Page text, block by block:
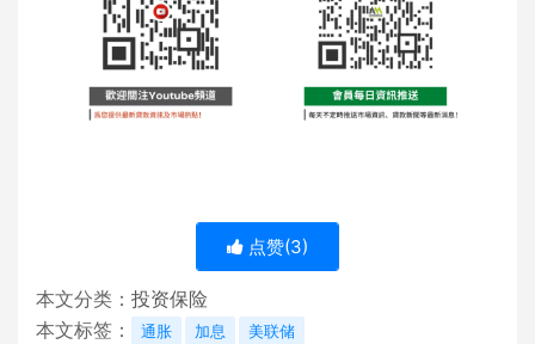
点赞(3)
本文分类： 投资保险
本文标签：
通胀 加息 美联储